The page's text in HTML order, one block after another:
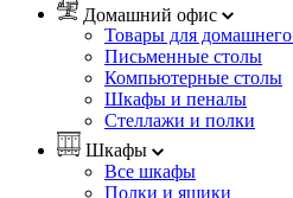
Домашний офис
Товары для
Письменные столы
Компьютерные столы
Шкафы и пеналы
Стеллажи и полки
Шкафы
Все шкафы
Полки и ящики